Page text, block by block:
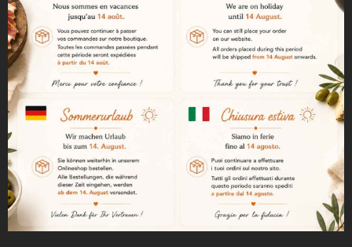
Efter skörden sker jäsningen i
rostfria ståltankar under 15
dagar, under temperaturkontroll
som inte överstiger 27°C. En del
av vinet (10%) lagras i mindre än
ett år på franska ekfat.